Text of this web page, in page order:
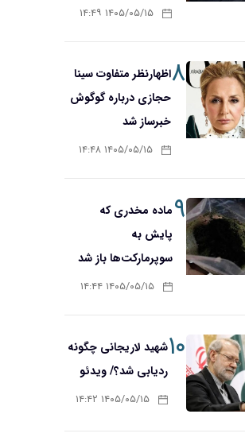
۱۴۰۵/۰۵/۱۵ ۱۴:۴۹
۸اظهارنظر متفاوت سینا
حجازی درباره گوگوش
خبرساز شد
۱۴۰۵/۰۵/۱۵ ۱۴:۴۸
۹ماده مخدری که
پایش به
سوپرمارکت‌ها باز شد
۱۴۰۵/۰۵/۱۵ ۱۴:۴۴
۱۰شهید لاریجانی چگونه
ردیابی شد؟/ ویدئو
۱۴۰۵/۰۵/۱۵ ۱۴:۴۲